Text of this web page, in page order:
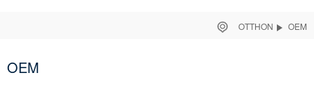
OTTHON OEM
OEM